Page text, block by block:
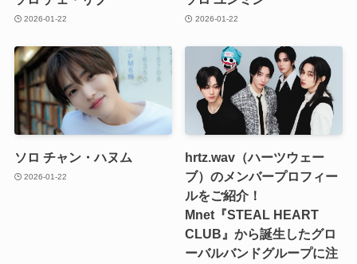
2026-01-22 2026-01-22
ソロ チャン・ハヌム
2026-01-22
hrtz.wav（ハーツウェー
ブ）のメンバープロフィー
ルをご紹介！
Mnet『STEAL HEART
CLUB』から誕生したグロ
ーバルバンドグループに注